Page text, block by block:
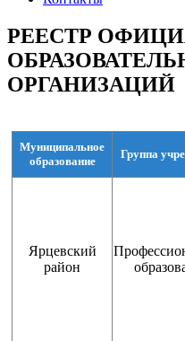
РЕЕСТР
ОРГАНИЗАЦИЙ
Муниципальное
образование
Группа
Ярцевский
район